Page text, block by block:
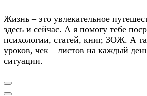
Жизнь – это увлекательное
здесь и сейчас. А я помогу тебе
психологии, статей, книг, ЗОЖ. А
уроков, чек – листов на каждый
ситуации.